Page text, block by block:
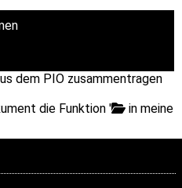
dem PIO zusammentragen
die Funktion '
in meine